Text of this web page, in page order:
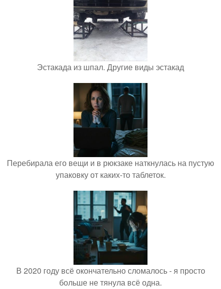
Эстакада из шпал. Другие виды эстакад
Перебирала его вещи и в рюкзаке наткнулась на пустую
упаковку от каких-то таблеток.
В 2020 году всё окончательно сломалось - я просто
больше не тянула всё одна.